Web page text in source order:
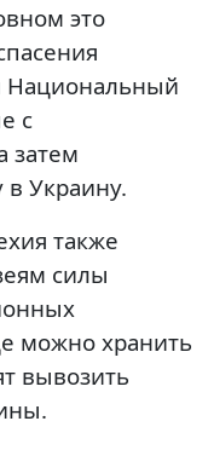
это
Национальный
с
затем
в Украину.
также
силы
можно хранить
вывозить